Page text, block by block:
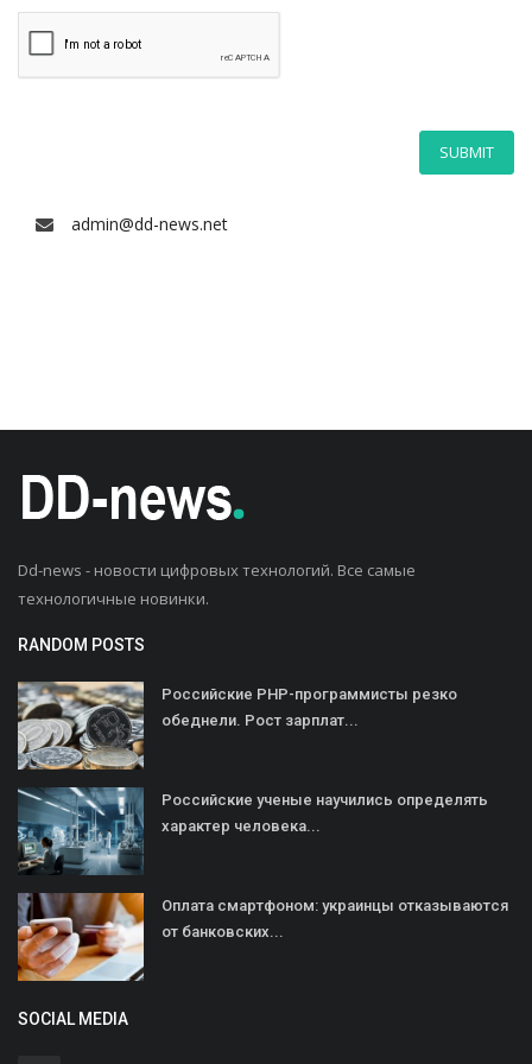
REGISTER
SUBMIT
admin@dd-news.net
Dd-news - новости цифровых технологий. Все самые
технологичные новинки.
RANDOM POSTS
Российские PHP-программисты резко
обеднели. Рост зарплат...
Российские ученые научились определять
характер человека...
Оплата смартфоном: украинцы отказываются
от банковских...
SOCIAL MEDIA